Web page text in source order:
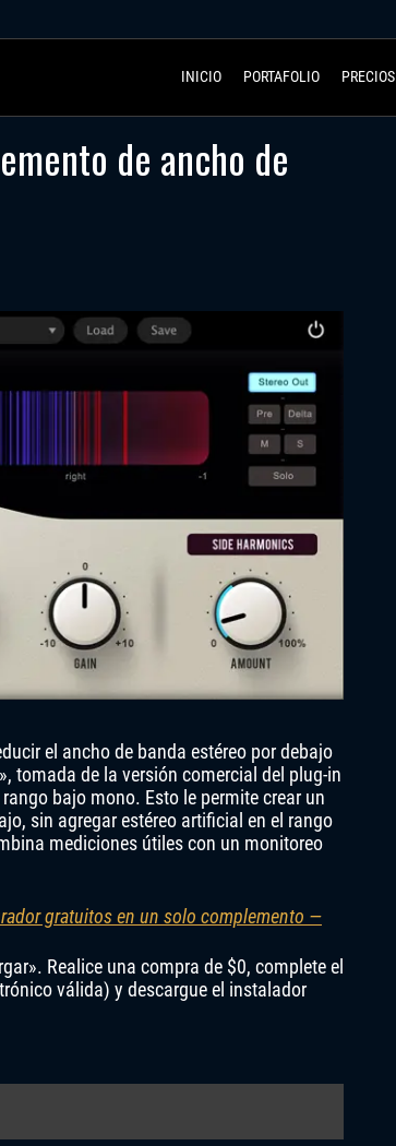
INICIO PORTAFOLIO PRECIOS
de ancho de
el ancho de banda estéreo por debajo
tomada de la versión comercial del plug-in
bajo mono. Esto le permite crear un
sin agregar estéreo artificial en el rango
mediciones útiles con un monitoreo
gratuitos en un solo complemento —
Realice una compra de $0, complete el
válida) y descargue el instalador